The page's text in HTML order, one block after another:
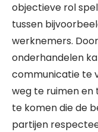
objectieve rol
tussen
werknemers.
onderhandelen
communicatie te
weg te ruimen
te komen die de
partijen